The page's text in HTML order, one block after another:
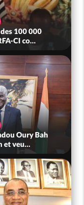
100 000
CI co...
Oury Bah
et veu...